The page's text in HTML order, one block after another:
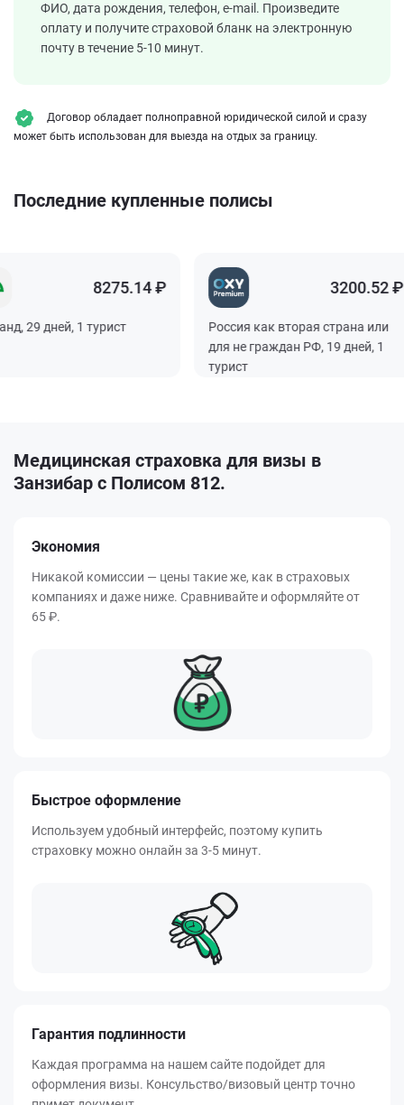
ФИО, дата рождения, телефон, e-mail. Произведите
оплату и получите страховой бланк на электронную
почту в течение 5-10 минут.
Договор обладает полноправной юридической силой и сразу
может быть использован для выезда на отдых за границу.
Последние купленные полисы
8275.14 ₽
29 дней, 1 турист
3200.52 ₽
Россия как вторая страна или
для не граждан РФ, 19 дней, 1
турист
Медицинская страховка для визы в
Занзибар с Полисом 812.
Экономия
Никакой комиссии — цены такие же, как в страховых
компаниях и даже ниже. Сравнивайте и оформляйте от
65 ₽.
Быстрое оформление
Используем удобный интерфейс, поэтому купить
страховку можно онлайн за 3-5 минут.
Гарантия подлинности
Каждая программа на нашем сайте подойдет для
оформления визы. Консульство/визовый центр точно